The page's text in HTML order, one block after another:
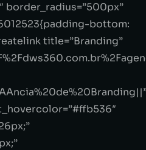
border_radius=”500px”
bottom:
title=”Branding”